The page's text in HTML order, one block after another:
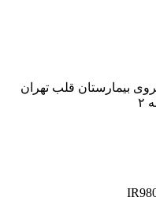
بیمارستان قلب تهران